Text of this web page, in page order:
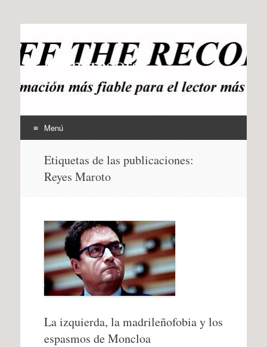
offtherecord
OTR
Menú
contenido
Etiquetas de las publicaciones:
Reyes Maroto
La izquierda, la madrileñofobia y los
espasmos de Moncloa